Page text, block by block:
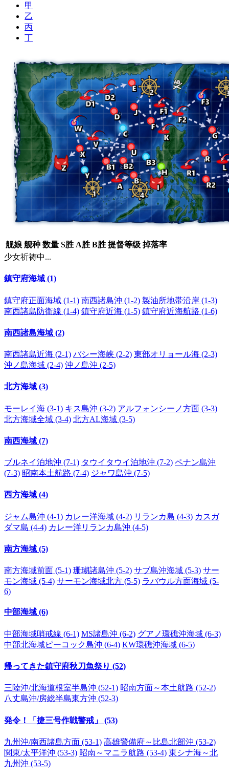
甲
乙
丙
丁
舰娘 舰种 数量 S胜 A胜 B胜 提督等级 掉落率
少女祈祷中...
鎮守府海域 (1)
鎮守府正面海域 (1-1) 南西諸島沖 (1-2) 製油所地帯沿岸 (1-3)
南西諸島防衛線 (1-4) 鎮守府近海 (1-5) 鎮守府近海航路 (1-6)
南西諸島海域 (2)
南西諸島近海 (2-1) バシー海峡 (2-2) 東部オリョール海 (2-3)
沖ノ島海域 (2-4) 沖ノ島沖 (2-5)
北方海域 (3)
モーレイ海 (3-1) キス島沖 (3-2) アルフォンシーノ方面 (3-3)
北方海域全域 (3-4) 北方AL海域 (3-5)
南西海域 (7)
ブルネイ泊地沖 (7-1) タウイタウイ泊地沖 (7-2) ペナン島沖
(7-3) 昭南本土航路 (7-4) ジャワ島沖 (7-5)
西方海域 (4)
ジャム島沖 (4-1) カレー洋海域 (4-2) リランカ島 (4-3) カスガ
ダマ島 (4-4) カレー洋リランカ島沖 (4-5)
南方海域 (5)
南方海域前面 (5-1) 珊瑚諸島沖 (5-2) サブ島沖海域 (5-3) サー
モン海域 (5-4) サーモン海域北方 (5-5) ラバウル方面海域 (5-
6)
中部海域 (6)
中部海域哨戒線 (6-1) MS諸島沖 (6-2) グアノ環礁沖海域 (6-3)
中部北海域ピーコック島沖 (6-4) KW環礁沖海域 (6-5)
帰ってきた鎮守府秋刀魚祭り (52)
三陸沖/北海道根室半島沖 (52-1) 昭南方面～本土航路 (52-2)
八丈島沖/房総半島東方沖 (52-3)
発令！「捷三号作戦警戒」 (53)
九州沖/南西諸島方面 (53-1) 高雄警備府～比島北部沖 (53-2)
関東/太平洋沖 (53-3) 昭南～マニラ航路 (53-4) 東シナ海～北
九州沖 (53-5)